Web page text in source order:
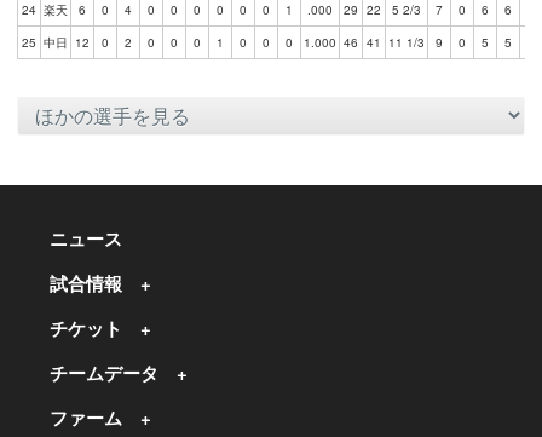
24 楽天 6 0 4 0 0 0 0 0 0 1 .000 29 22 5 2/3 7 0 6 6
25 中日 12 0 2 0 0 0 1 0 0 0 1.000 46 41 11 1/3 9 0 5 5
ニュース
試合情報
チケット
チームデータ
ファーム